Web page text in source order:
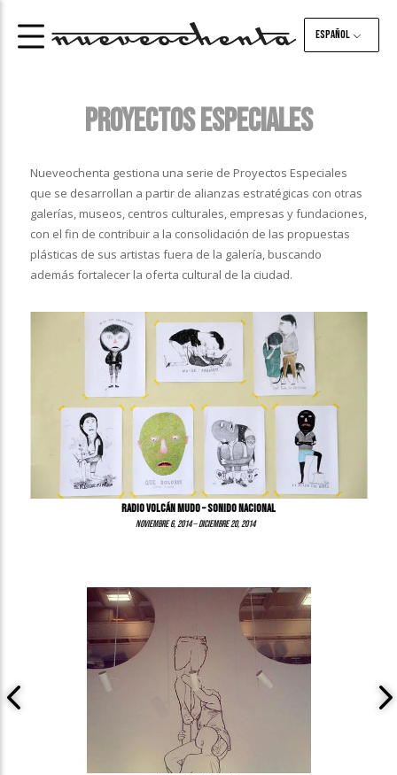
Español
PROYECTOS ESPECIALES
Nueveochenta gestiona una serie de Proyectos Especiales
que se desarrollan a partir de alianzas estratégicas con otras
galerías, museos, centros culturales, empresas y fundaciones,
con el fin de contribuir a la consolidación de las propuestas
plásticas de sus artistas fuera de la galería, buscando
además fortalecer la oferta cultural de la ciudad.
RADIO VOLCÁN MUDO – SONIDO NACIONAL
noviembre 6, 2014–diciembre 20, 2014